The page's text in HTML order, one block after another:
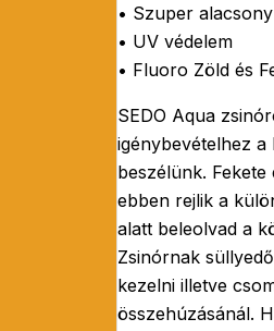
• Szuper
• UV védelem
• Fluoro Zöld és
SEDO Aqua
igénybevételhez
beszélünk.
ebben rejlik a
alatt beleolvad a
Zsinórnak
kezelni illetve
összehúzásánál.